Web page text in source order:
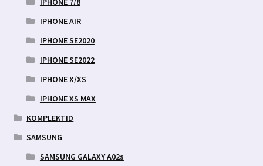
IPHONE AIR
IPHONE SE2020
IPHONE SE2022
IPHONE X/XS
IPHONE XS MAX
KOMPLEKTID
SAMSUNG
SAMSUNG GALAXY A02s